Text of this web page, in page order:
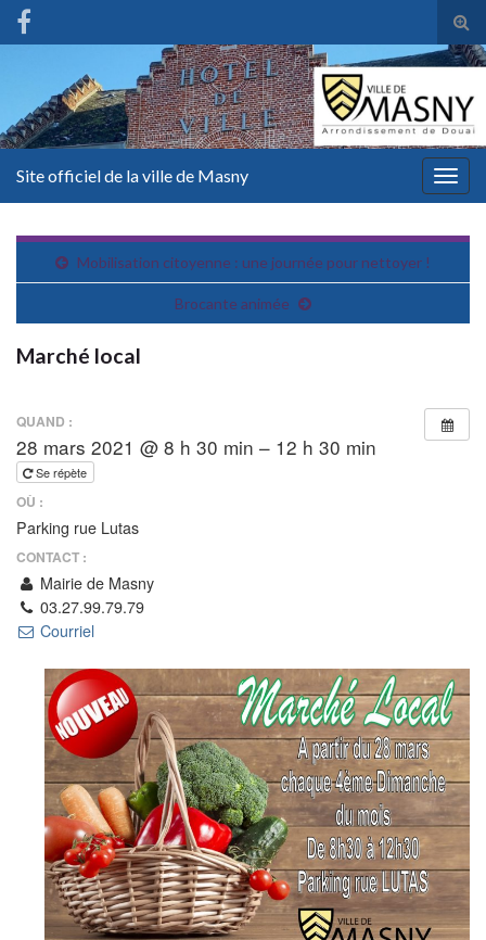
Site officiel de la ville de Masny
Mobilisation citoyenne : une journée pour nettoyer !
Brocante animée
Marché local
QUAND :
28 mars 2021 @ 8 h 30 min – 12 h 30 min
Se répète
OÙ :
Parking rue Lutas
CONTACT :
Mairie de Masny
03.27.99.79.79
Courriel